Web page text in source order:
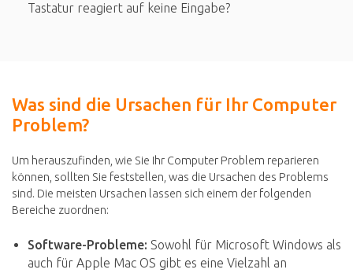
Tastatur reagiert auf keine Eingabe?
Was sind die Ursachen für Ihr Computer
Problem?
Um herauszufinden, wie Sie Ihr Computer Problem reparieren
können, sollten Sie feststellen, was die Ursachen des Problems
sind. Die meisten Ursachen lassen sich einem der folgenden
Bereiche zuordnen:
Software-Probleme: Sowohl für Microsoft Windows als
auch für Apple Mac OS gibt es eine Vielzahl an